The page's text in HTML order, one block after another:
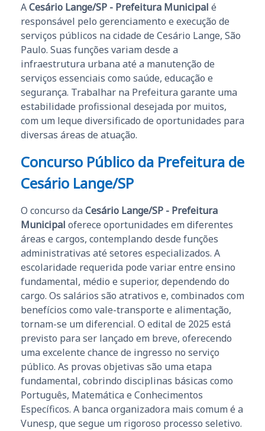
ACesário Lange/SP - Prefeitura Municipal é
responsável pelo gerenciamento e execução de
serviços públicos na cidade de Cesário Lange, São
Paulo. Suas funções variam desde a
infraestrutura urbana até a manutenção de
serviços essenciais como saúde, educação e
segurança. Trabalhar na Prefeitura garante uma
estabilidade profissional desejada por muitos,
com um leque diversificado de oportunidades para
diversas áreas de atuação.
Concurso Público da Prefeitura de
Cesário Lange/SP
O concurso da Cesário Lange/SP - Prefeitura
Municipal oferece oportunidades em diferentes
áreas e cargos, contemplando desde funções
administrativas até setores especializados. A
escolaridade requerida pode variar entre ensino
fundamental, médio e superior, dependendo do
cargo. Os salários são atrativos e, combinados com
benefícios como vale-transporte e alimentação,
tornam-se um diferencial. O edital de 2025 está
previsto para ser lançado em breve, oferecendo
uma excelente chance de ingresso no serviço
público. As provas objetivas são uma etapa
fundamental, cobrindo disciplinas básicas como
Português, Matemática e Conhecimentos
Específicos. A banca organizadora mais comum é a
Vunesp, que segue um rigoroso processo seletivo.